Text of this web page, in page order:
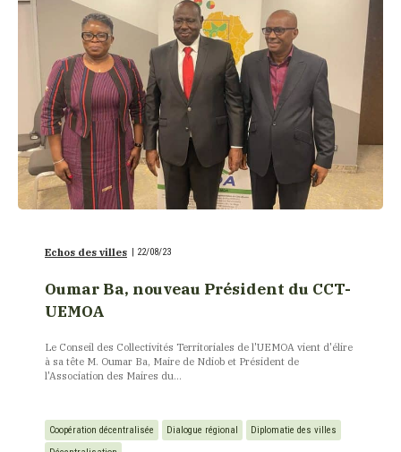
Echos des villes 22/08/23
Oumar Ba, nouveau Président du CCT-
UEMOA
Le Conseil des Collectivités Territoriales de l'UEMOA vient d'élire
à sa tête M. Oumar Ba, Maire de Ndiob et Président de
l'Association des Maires du...
Coopération décentralisée Dialogue régional
Diplomatie des villes